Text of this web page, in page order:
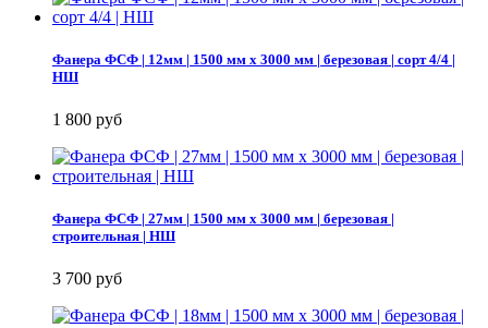
Фанера ФСФ | 12мм | 1500 мм х 3000 мм | березовая | сорт 4/4 |
НШ
1 800 руб
Фанера ФСФ | 27мм | 1500 мм х 3000 мм | березовая |
строительная | НШ
3 700 руб